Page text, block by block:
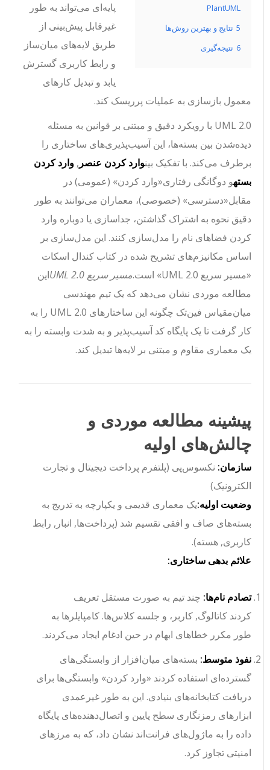
PlantUML
نتایج و بهترین روش‌ها
نتیجه‌گیری
پایه‌ای می‌تواند به طور
غیرقابل پیش‌بینی از
طریق لایه‌های میان‌ساز
و رابط کاربری گسترش
یابد و تبدیل کارهای
معمول بازسازی به عملیات پرریسک کند.
UML 2.0 با رویکرد دقیق و مبتنی بر قوانین به مسئله
دیده‌شدن بین بسته‌ها، این آسیب‌پذیری‌های ساختاری را
برطرف می‌کند. با تفکیک بینوارد کردن عنصر, وارد کردن
بستهو دوگانگی رفتاری«وارد کردن»(عمومی) در
مقابل«دسترسی» (خصوصی)، معماران می‌توانند به طور
دقیق نحوه به اشتراک گذاشتن، جداسازی یا دوباره وارد
کردن فضاهای نام را مدل‌سازی کنند. این مدل‌سازی بر
اساس مکانیزم‌های تشریح شده در کتاب کندال اسکات
«مسیر سریع UML 2.0» است.
مسیر سریع UML 2.0
این
مطالعه موردی نشان می‌دهد که یک تیم مهندسی
میان‌مقیاس فین‌تک چگونه این ساختارهای UML 2.0 را به
کار گرفت تا یک پایگاه کد آسیب‌پذیر و به شدت وابسته را به
یک معماری مقاوم و مبتنی بر لایه‌ها تبدیل کند.
پیشینه مطالعه موردی و
چالش‌های اولیه
سازمان:نکسوس‌پی (پلتفرم پرداخت دیجیتال و تجارت
الکترونیک)
وضعیت اولیه:یک معماری قدیمی و یکپارچه به تدریج به
بسته‌های صاف و افقی تقسیم شد (پرداخت‌ها,انبار, رابط
کاربری,هسته).
علائم بدهی ساختاری:
تصادم نام‌ها:چند تیم به صورت مستقل تعریف
کردندکاتالوگ,کاربر، و جلسهکلاس‌ها. کامپایلرها به
طور مکرر خطاهای ابهام در حین ادغام ایجاد می‌کردند.
نفوذ متوسط:بسته‌های میان‌افزار از وابستگی‌های
گسترده‌ای استفاده کردند«وارد کردن»وابستگی‌ها برای
دریافت کتابخانه‌های بنیادی. این به طور غیرعمدی
ابزارهای رمزنگاری سطح پایین و اتصال‌دهنده‌های پایگاه
داده را به ماژول‌های فرانت‌اند نشان داد، که به مرزهای
امنیتی تجاوز کرد.